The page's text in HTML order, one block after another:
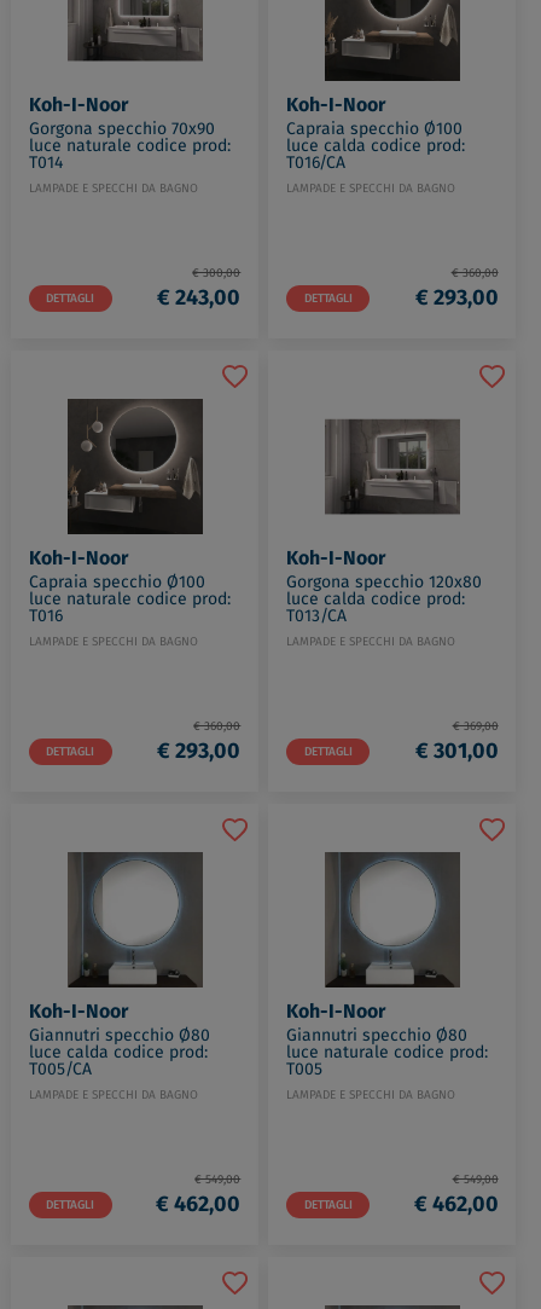
Koh-I-Noor
Gorgona specchio 70x90
luce naturale codice prod:
T014
LAMPADE E SPECCHI DA BAGNO
DETTAGLI
€ 300,00
€ 243,00
Koh-I-Noor
Capraia specchio Ø100
luce calda codice prod:
T016/CA
LAMPADE E SPECCHI DA BAGNO
DETTAGLI
€ 360,00
€ 293,00
Koh-I-Noor
Capraia specchio Ø100
luce naturale codice prod:
T016
LAMPADE E SPECCHI DA BAGNO
DETTAGLI
€ 360,00
€ 293,00
Koh-I-Noor
Gorgona specchio 120x80
luce calda codice prod:
T013/CA
LAMPADE E SPECCHI DA BAGNO
DETTAGLI
€ 369,00
€ 301,00
Koh-I-Noor
Giannutri specchio Ø80
luce calda codice prod:
T005/CA
LAMPADE E SPECCHI DA BAGNO
DETTAGLI
€ 549,00
€ 462,00
Koh-I-Noor
Giannutri specchio Ø80
luce naturale codice prod:
T005
LAMPADE E SPECCHI DA BAGNO
DETTAGLI
€ 549,00
€ 462,00